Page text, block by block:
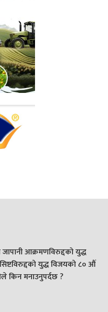
आक्रमणविरुद्दको युद्ध
युद्ध विजयको ८० औं
किन मनाउनुपर्दछ ?